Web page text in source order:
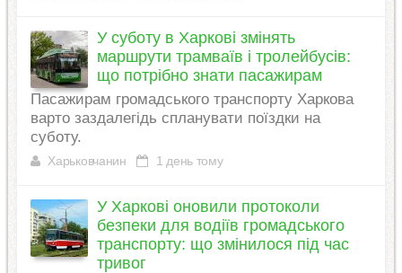
У суботу в Харкові змінять
маршрути трамваїв і тролейбусів:
що потрібно знати пасажирам
Пасажирам громадського транспорту Харкова
варто заздалегідь спланувати поїздки на
суботу.
Харьковчанин 1 день тому
У Харкові оновили протоколи
безпеки для водіїв громадського
транспорту: що змінилося під час
тривог